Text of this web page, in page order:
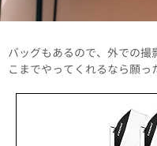
バッグもあるので、外での
こまでやってくれるなら願っ